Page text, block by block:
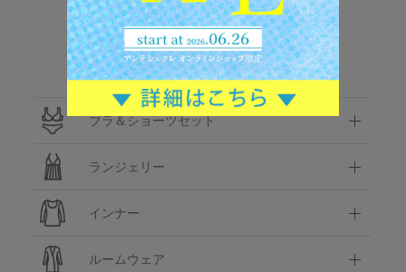
CATEGORY
カテゴリ
ブラ＆ショーツセット
ランジェリー
インナー
ルームウェア